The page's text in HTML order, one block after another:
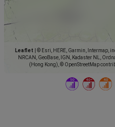
Leaflet
© Esri, HERE, Garmin, Intermap,
NRCAN, GeoBase, IGN, Kadaster NL,
(Hong Kong), © OpenStreetMap